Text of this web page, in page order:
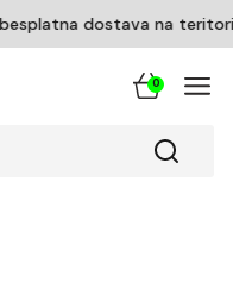
dostava na
0